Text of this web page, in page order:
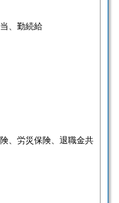
、勤続給
、労災保険、退職金共